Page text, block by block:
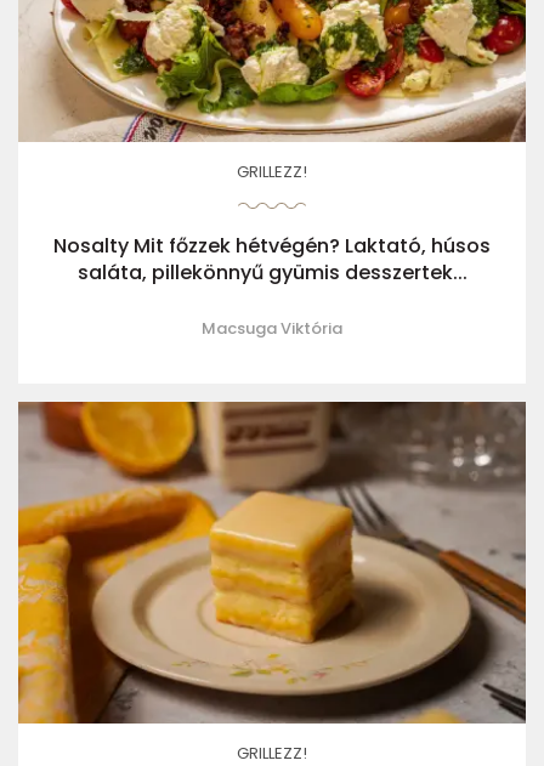
GRILLEZZ!
Nosalty Mit főzzek hétvégén? Laktató, húsos
saláta, pillekönnyű gyümis desszertek...
Macsuga Viktória
GRILLEZZ!